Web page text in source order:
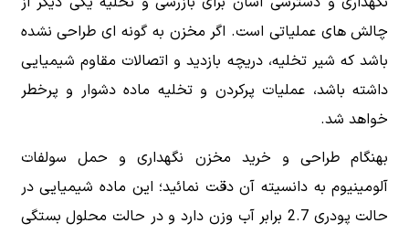
چالش های عملیاتی است. اگر مخزن به گونه ای طراحی نشده
باشد که شیر تخلیه، دریچه بازدید و اتصالات مقاوم شیمیایی
داشته باشد، عملیات پرکردن و تخلیه ماده دشوار و پرخطر
خواهد شد.
بهنگام طراحی و خرید مخزن نگهداری و حمل سولفات
آلومینیوم به دانسیته آن دقت نمائید؛ این ماده شیمیایی در
حالت پودری 2.7 برابر آب وزن دارد و در حالت محلول بستگی